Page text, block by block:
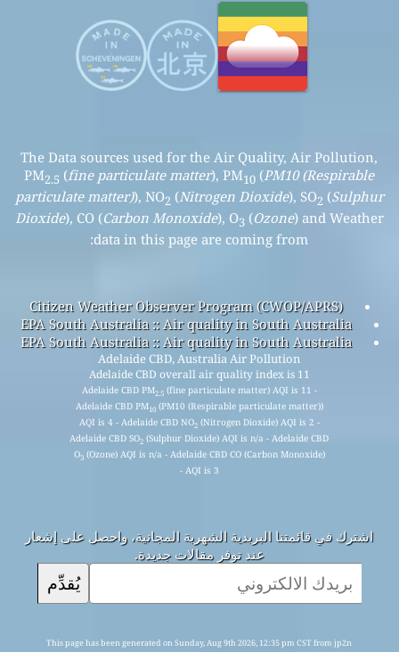
The Data sources used for the Air Quality, Air Pollution,
PM2.5(fine particulate matter), PM10(PM10 (Respirable
particulate matter)), NO2 (Nitrogen Dioxide), SO2 (Sulphur
Dioxide), CO (Carbon Monoxide), O3 (Ozone ) and Weather
data in this page are coming from:
Citizen Weather Observer Program (CWOP/APRS)
EPA South Australia :: Air quality in South Australia
EPA South Australia :: Air quality in South Australia
Adelaide CBD, Australia Air Pollution
Adelaide CBD overall air quality index is 11
Adelaide CBD PM2.5(fine particulate matter) AQI is 11 -
Adelaide CBD PM10(PM10 (Respirable particulate matter))
AQI is 4 - Adelaide CBD NO 2(Nitrogen Dioxide) AQI is 2 -
Adelaide CBD SO 2(Sulphur Dioxide) AQI is n/a - Adelaide CBD
O 3(Ozone) AQI is n/a - Adelaide CBD CO (Carbon Monoxide)
AQI is 3 -
اشترك في قائمتنا البريدية الشهرية المجانية، واحصل على إشعار
عند توفر مقالات جديدة.
يُقدِّم
This page has been generated on Sunday, Aug 9th 2026, 12:35 pm CST from jp2n